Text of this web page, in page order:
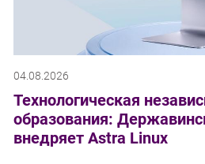
04.08.2026
Технологическая
образования:
внедряет Astra Linux